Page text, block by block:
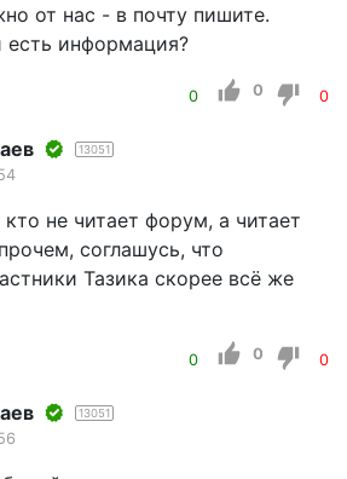
от нас - в почту пишите.
есть информация?
0 0 0
13051
не читает форум, а читает
соглашусь, что
Тазика скорее всё же
0 0 0
13051